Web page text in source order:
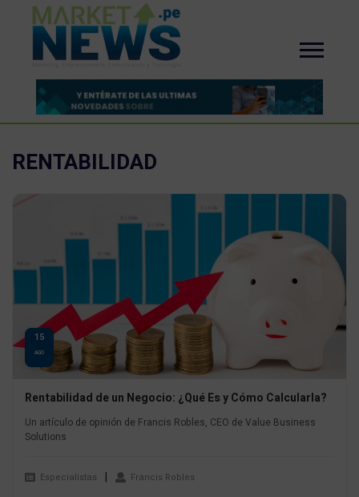
RENTABILIDAD
15
AGO
Rentabilidad de un Negocio: ¿Qué Es y Cómo Calcularla?
Un artículo de opinión de Francis Robles, CEO de Value Business
Solutions
Especialistas Francis Robles